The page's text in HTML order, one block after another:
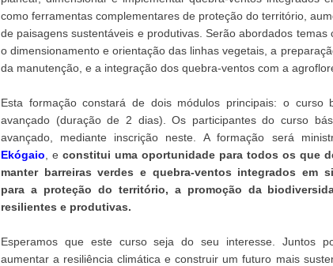
como ferramentas complementares de proteção do território,
de paisagens sustentáveis e produtivas. Serão abordados temas
o dimensionamento e orientação das linhas vegetais, a
da manutenção, e a integração dos quebra-ventos com a
Esta formação constará de dois módulos principais: o
avançado (duração de 2 dias). Os participantes do curso
avançado, mediante inscrição neste. A formação será
Ekógaio , e constitui uma oportunidade para todos os que
manter barreiras verdes e quebra-ventos integrados em
para a proteção do território, a promoção da
resilientes e produtivas.
Esperamos que este curso seja do seu interesse. Juntos
aumentar a resiliência climática e construir um futuro mais